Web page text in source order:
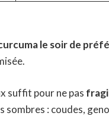
le soir de
suffit pour ne pas
sombres : coudes,